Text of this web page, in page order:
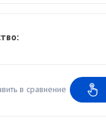
в сравнение